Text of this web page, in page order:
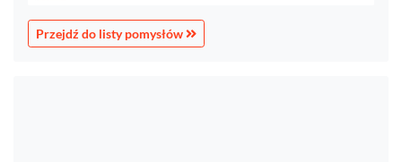
Przejdź do listy pomysłów